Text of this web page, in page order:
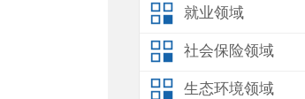
就业领域
社会保险领域
生态环境领域